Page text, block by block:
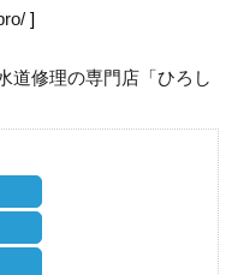
]
道修理の専門店「ひろし